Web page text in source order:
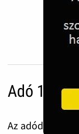
Adó 1%
Az adód 1%-a